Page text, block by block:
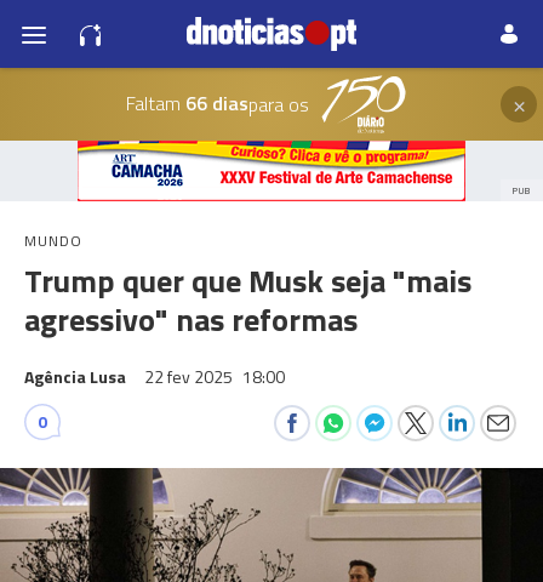
Faltam 66 diaspara os ×
PUB
MUNDO
Trump quer que Musk seja "mais
agressivo" nas reformas
Agência Lusa 22 fev 2025 18:00
0